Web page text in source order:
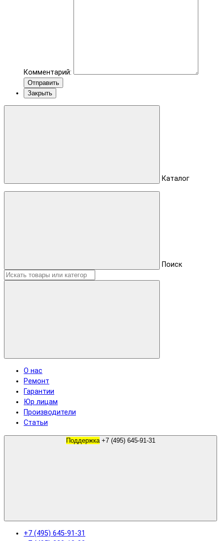
Комментарий:
Отправить
Закрыть
Каталог
Поиск
О нас
Ремонт
Гарантии
Юр лицам
Производители
Статьи
Поддержка
+7 (495) 645-91-31